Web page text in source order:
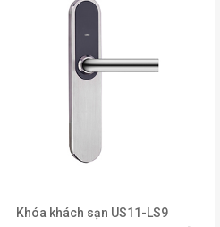
Khóa khách sạn US11-LS9